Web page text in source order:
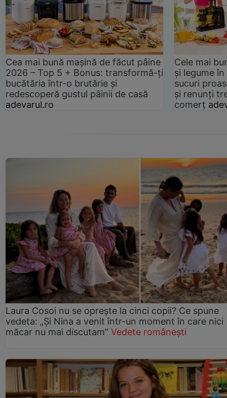
Cea mai bună mașină de făcut pâine
2026 – Top 5 + Bonus: transformă-ți
bucătăria într-o brutărie și
redescoperă gustul pâinii de casă
adevarul.ro
Cele mai
și legume
sucuri
și renunți
comerț
Laura Cosoi nu se oprește la cinci copii? Ce spune
vedeta: „Și Nina a venit într-un moment în care nici
măcar nu mai discutam” Vedete românești